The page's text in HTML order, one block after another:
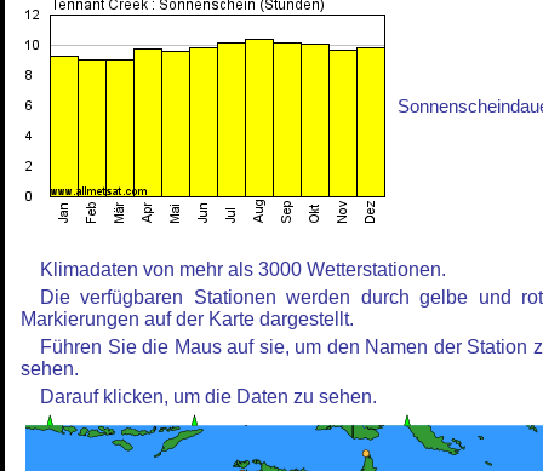
Klimadaten von mehr als 3000 Wetterstationen.
Die verfügbaren Stationen werden durch gelbe und
Markierungen auf der Karte dargestellt.
Führen Sie die Maus auf sie, um den Namen der Station
sehen.
Darauf klicken, um die Daten zu sehen.